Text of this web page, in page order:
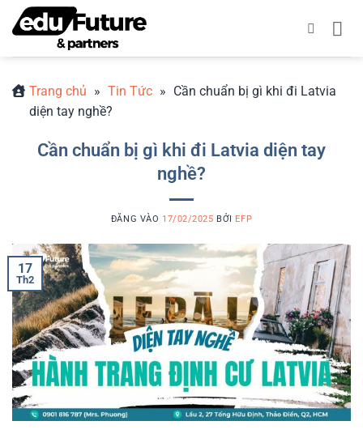
qua
Trang chủ » Tin Tức » Cần chuẩn bị gì khi đi Latvia
diện tay nghề?
Cần chuẩn bị gì khi đi Latvia diện tay
nghề?
ĐĂNG VÀO 17/02/2025 BỞI EFP
17
Th2